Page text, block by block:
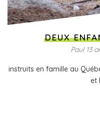
DEUX
Paul 13
instruits en famille au
et